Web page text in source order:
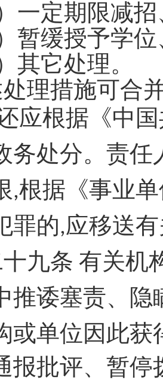
一定期限减
暂缓授予学
其它处理。
理措施可合
应根据《中
务处分。责任
,根据《事业
罪的,应移送
九条 有关机
推诿塞责、隐
或单位因此获
报批评、暂